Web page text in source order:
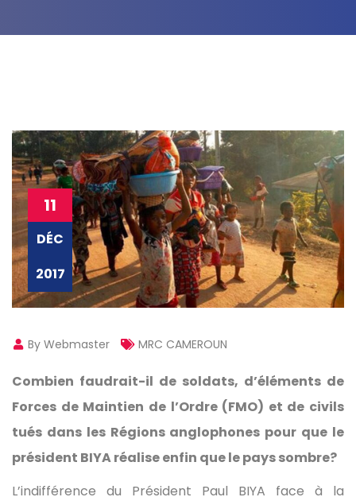
11
DÉC
2017
By Webmaster MRC CAMEROUN
Combien faudrait-il de soldats, d’éléments de
Forces de Maintien de l’Ordre (FMO) et de civils
tués dans les Régions anglophones pour que le
président BIYA réalise enfin que le pays sombre?
L’indifférence du Président Paul BIYA face à la